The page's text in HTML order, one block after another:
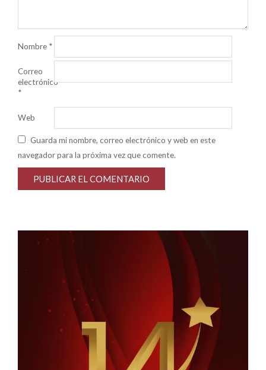
Nombre *
Correo
electrónico
*
Web
Guarda mi nombre, correo electrónico y web en este
navegador para la próxima vez que comente.